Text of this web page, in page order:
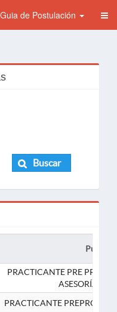
Guia de Postulación
Buscar
Puesto
PRACTICANTE PRE
ASESORÍA
PRACTICANTE